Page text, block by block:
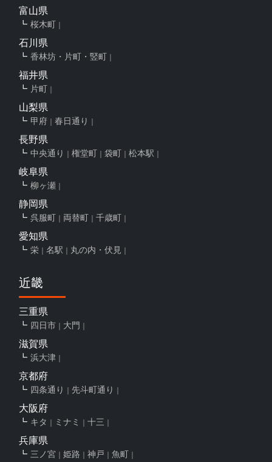
富山県
桜木町
石川県
香林坊・片町・竪町
福井県
片町
山梨県
甲府 春日通り
長野県
中央通り 権堂町 袋町 松本駅
岐阜県
柳ヶ瀬
静岡県
呉服町 両替町 千歳町
愛知県
栄 名駅 丸の内・伏見
近畿
三重県
四日市 大門
滋賀県
浜大津
京都府
四条通り 先斗町通り
大阪府
キタ ミナミ 十三
兵庫県
三ノ宮 姫路 神戸 魚町